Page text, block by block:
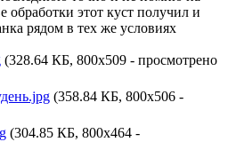
обработки этот куст получил и
рядом в тех же условиях
(328.64 КБ, 800x509 - просмотрено
(358.84 КБ, 800x506 -
(304.85 КБ, 800x464 -